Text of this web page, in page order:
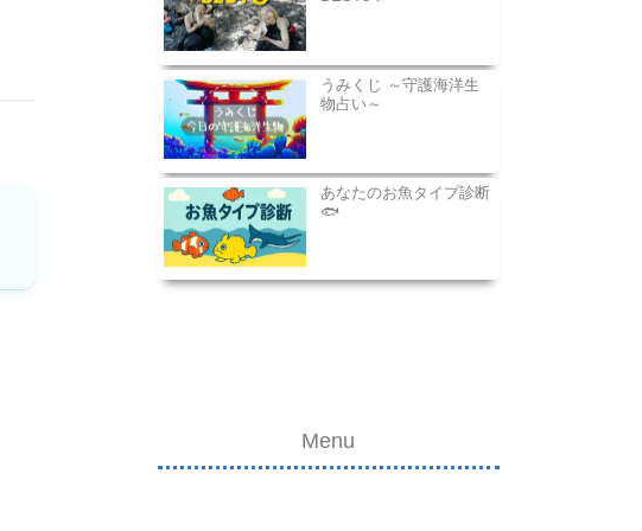
うみくじ ～守護海洋生
物占い～
あなたのお魚タイプ診断
🐟
Menu